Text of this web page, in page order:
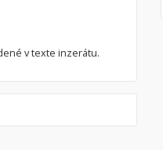
v texte inzerátu.